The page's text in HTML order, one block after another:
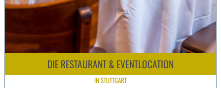
DIE RESTAURANT & EVENTLOCATION
IN STUTTGART